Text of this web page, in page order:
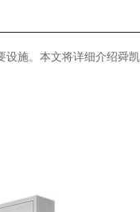
施。本文将详细介绍舜